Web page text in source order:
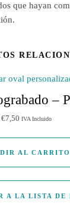
que hayan
–
€7,50 IVA Incluido
AL CARRITO
A LA LISTA DE